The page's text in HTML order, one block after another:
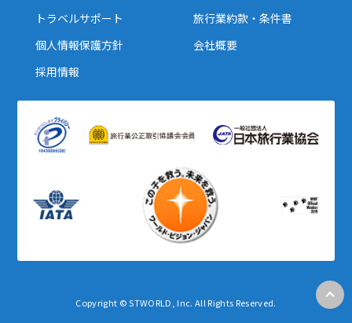
トラベルサポート
旅行業約款・条件書
個人情報保護方針
会社概要
採用情報
Copyright © STWORLD, Inc. All Rights Reserved.